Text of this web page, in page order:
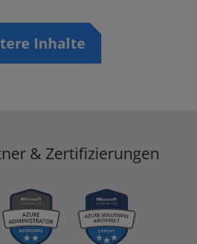
Inhalte
& Zertifizierungen